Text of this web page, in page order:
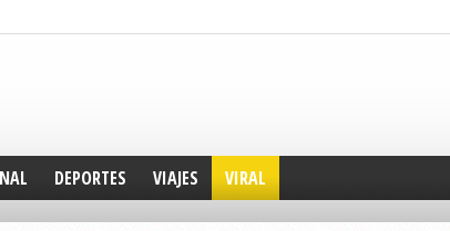
DEPORTES VIAJES VIRAL